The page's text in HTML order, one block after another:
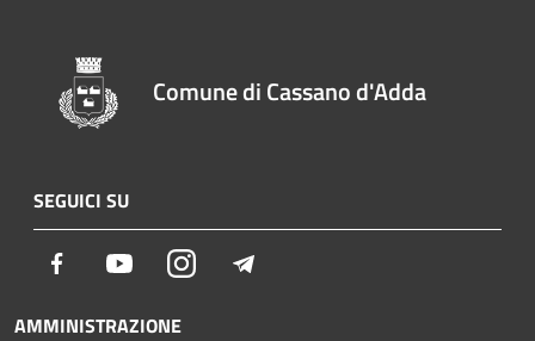
Comune di Cassano d'Adda
SEGUICI SU
Facebook YoutubeInstagram
AMMINISTRAZIONE